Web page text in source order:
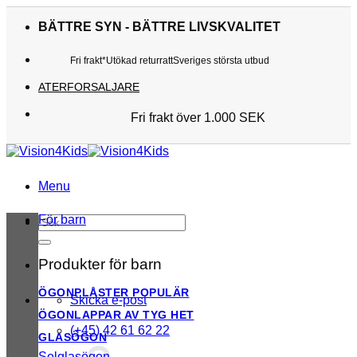
BÄTTRE SYN - BÄTTRE LIVSKVALITET
Fri frakt*Utökad returrattSveriges största utbud
ATERFORSALJARE
Fri frakt över 1.000 SEK
Kunderna älskar oss
Utökad returratt
Sveriges största utbud
Menu
Sök
efter:
Skicka e-post
(+45) 42 61 62 22
För barn
Produkter för barn
ÖGONPLÅSTER
ÖGONLAPPAR AV TYG
GLASÖGON